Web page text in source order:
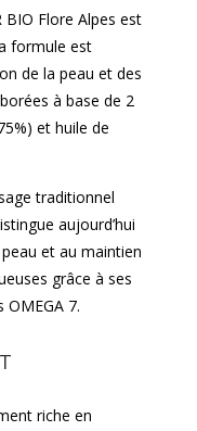
BIO Flore Alpes est
formule est
de la peau et des
à base de 2
et huile de
traditionnel
aujourd’hui
et au maintien
grâce à ses
7.
riche en